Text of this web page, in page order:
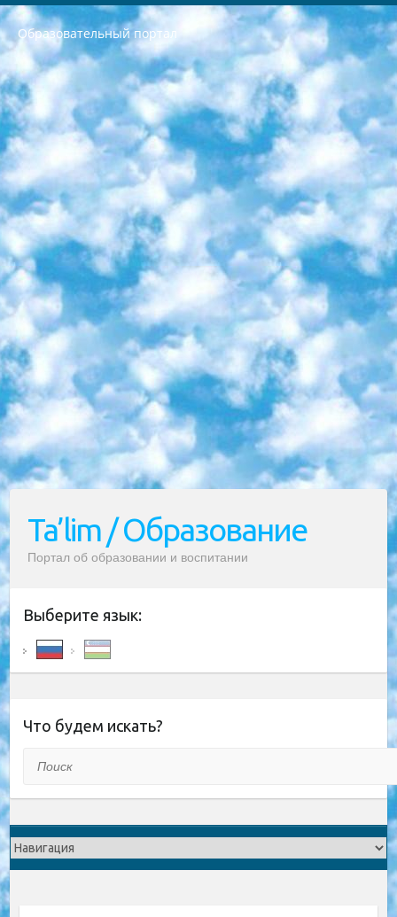
Образовательный портал
РЕСПУБЛИКА УЗБЕКИСТАН МИНИСТРЕРСТВО ДОШКОЛЬНОГО И ШКОЛЬНОГО ОБРАЗОВАНИЯ КОМАНДА в общеобразовательных учреждениях в 2023-2024 учебном году организация и проведение итоговой государственной аттестации обучающихся о Министра дошкольного и школьного образования Республики Узбекистан от 4 марта 2008 года (постановлением Минюста от 20 марта 2008 года № 1778 государственной регистрации) «Итоговое состояние учащихся общего среднего образования на основании положения об утверждении положения об аттестации общего среднего образования выпускной экзамен студентов в образовательных учреждениях в 2023-2024 учебном году В целях организации и прохождения аттестации приказываю: 1. Следующее: перечень предметов, по которым будет проводиться итоговая государственная аттестация и экзамен формы перевода согласно приложению 1; сертификаты международного образца, оценивающие уровень владения иностранными языками перечень согласно приложению 2; 2. Педагогический при специализированных образовательных учреждениях. научно-практический центр квалификации и международной оценки (Д.Давидова) 2024 г. До 25 марта: задания по предметам, по которым будет проводиться итоговая аттестация разработка и утверждение технических условий; итоговая аттестация на основании разработанного предметного задания разработка вопросов по предметам (устно и письменно), экзамен передача; общеобразовательные средние школы и специальные учебные заведения учащиеся выпускных классов школ и интернатов в агентской системе подготовка базы данных экзаменационных материалов и критериев оценки; перевод базы экзаменационных материалов на все языки обучения подать в Республиканский образовательный центр для изготовления; варианты экзаменов на основе разработанных контрольных материалов пусть будут поставлены задачи формирования. 3. Республиканский образовательный центр (Ш.Худайкулов) до 5 апреля 2024 года. до: база данных предоставленных экзаменационных материалов на все языки обучения перевод и экспертиза; для слепых, слабовидящих, глухих, слабослышащих и умственно отсталых детей учащиеся выпускных классов специализированных школ и школ-интернатов база данных экзаменационных материалов на всех преподаваемых языках подготовка критериев оценки; специализированные школы для умственно отсталых детей и технологии для учащихся выпускных классов школ-интернатов разработка соответствующих рекомендаций и критериев проведения ЕГЭ по естествознанию давать задания. 4. Педагогический при специализированных образовательных учреждениях. Научно-практический центр навыков и международной оценки (Д.Давидова), Республика образовательный центр (Худайкулов Ш.) итоговый государственный аттестационный экзамен ориентирован на творческое и логическое мышление при подготовке базы материалов учитывать введение заданий. 5. Следует отметить, что: сертификат государственного образца о знании общеобразовательного предмета и как минимум национальный уровень B1 по предметам на иностранных языках, указанным в Приложении 2. или международно признанный сертификат эквивалентного уровня студенты, изучающие определенный предмет, освобождаются от экзамена; по соответствующим предметам запланирована итоговая государственная аттестация за день до дня, путем жеребьевки Рабочей группой (в письменной форме по предметам, проводимым в форме) из числа сформированных вариантов выбрано 2 варианта; 2 выбранных варианта экзамена анонсированы на официальном сайте министерства и все выпускники по всей стране на основе этих вариантов проводит итоговую государственную аттестацию. 6. Государственное образование учащихся средних общеобразовательных учреждений. знания в соответствии с квалификационными требованиями, которые необходимо приобрести на основании стандартов итоговый (выпускной) контроль для 9 и 11 классов в целях тестирования Экзамены (далее – экзамены) состоят из предметов, перечисленных в приложении 1. будет сделано. 7. Экзамены пройдут с 26 мая по 15 июня 2024 г. (кроме науки физического воспитания). 8. Физическая для учащихся 9 классов общесредних образовательных учреждений. Экзамены по предмету «Образование, квалификация медицина» 1-6 мая 2024 года. сотрудники перевести под присмотр (с отклонениями в физическом или умственном развитии) специализированная школа для детей, школы-интернаты и со сколиозом школы-интернаты санаторного типа для больных детей исключены). 9. Он был слепым, слабовидящим и имел нарушения опорно-двигательного аппарата. экзамены в специализированных школах и интернатах для детей должны проводиться исходя из требований, предъявляемых к общеобразовательным учреждениям (физкультура кроме науки). 10. Специализированная школа для глухих и слабослышащих детей. и экзамены в интернатах и быть реализован в виде письменного теста по математике. 11. Специальность для умственно отсталых детей. Для 9 класса Родной язык и литературное письмо Государственный язык (язык обучения – узбекский). для неклассов) написано Математическое письмо Письменная/устная история Узбекистана Физическое воспитание практично Итоговый контроль Для 11 класса Написание родного языка и литературы (эссе) Математическое письмо Узбекский язык (обучение на узбекском языке) не посещающее общее среднее образование для учреждений)/Образовательное учреждение выбор письменный и устный Иностранный язык письменный/устный Письменная/устная история Узбекистана *По выбору студента:  Химия  Физика  Основы государственного права  География 10 бесплатных образовательных ресурсов - Мы составили подборку онлайн-проектов с интерактивными упражнениями, видеолекциями и статьями. Они помогут вам обрести новые и освежить старые знания бесплатно. 1. «ИНТУИТ» Старейшая образовательная площадка Рунета. Здесь вы найдёте сотни текстовых и видеокурсов на десятки различных тем — от программирования до психологии. Многие курсы подготовлены российскими университетами и крупными международными компаниями вроде Intel и Microsoft. Самостоятельное обучение бесплатное, но желающие могут оплатить услуги персональных наставников. 2. «Смартия» знакомит с актуальными профессиями и подсказывает, как им обучаться. Выбрав заинтересовавшую вас специальность — SMM-специалист, фотограф, веб-дизайнер или другую, — увидите список необходимых для неё умений. Чтобы вы могли освоить их самостоятельно, для каждого умения площадка отображает подборку ссылок на учебные материалы. Хотя «Смартия» ориентируется на русскоязычную аудиторию, часть контента всё же доступна только на английском. 3. «Лекторий Физтеха» Проект Московского физико-технического института (Физтеха). С его помощью вы можете смотреть онлайн серии лекций, записанные на видео в этом вузе. В числе доступных предметов — физика, биология, химия, информационные технологии и другие. К некоторым лекциям администрация ресурса прилагает готовые конспекты, которые можно скачивать в PDF-формате. 4. ITMOcourses Онлайн-площадка Санкт-Петербургского национального исследовательского университета информационных технологий, механики и оптики (ИТМО). Ресурс предоставляет свободный доступ к курсам, разработанным в этом вузе. Каталог материалов разбит на четыре категории: «Оптические системы и технологии», «Приборостроение и робототехника», «Информационные технологии» и «Биотехнологии». Курсы состоят из видеолекций, интерактивных демонстраций и заданий. 5. «КиберЛенинка» Электронная научная библиотека открытого доступа. Каталог площадки регулярно обрастает текстами статей из различных научных изданий. Сгруппированные по журналам и рубрикам публикации можно читать онлайн или скачивать целиком в PDF-формате. Проект нацелен на популяризацию науки за счёт открытого доступа к качественной информации. 6. «ПостНаука» На этом ресурсе публикуют подборки видеолекций, составленные экспертами из разных отраслей и объединённые общими темами. Среди них, к примеру, есть серии «Биоинформатика и геномика», «Культура средневековой Скандинавии» и Cinema Studies о теории кино. Каждая подборка лекций — логически связанная история, рассказанная экспертом от первого лица. Кроме того, на сайте появляются научно-образовательные статьи и тесты на разные темы. 7. «Newочём» Команда проекта «Newочём» отбирает самые интересные тексты из англоязычных СМИ и переводит те из них, за которые голосуют участники сообщества «ВКонтакте». По большей части это научно-популярные статьи. Редакторы придумывают лишь заголовки, в остальном содержание переводов соответствует оригиналам. Полные тексты можно читать прямо в социальной сети. 8. InternetUrok Онлайн-база материалов по основным дисциплинам школьной программы. Информация на сайте структурирована по классам, предметам и темам (урокам). Каждый урок состоит из видеолекций и конспектов. Есть также интерактивные тренажёры и тесты для закрепления пройденного материала. Даже если вы давно окончили школу, возможность повторить программу старших классов всегда может пригодиться. 9. Edutainme Ещё один ресурс об образовании. В отличие от Newtonew, как мне кажется, Edutainme больше ориентируется на представителей индустрии: педагогов, предпринимателей, разработчиков образовательных проектов. Но и любой, кто просто стремится к саморазвитию, найдёт на сайте много полезного и интересного для себя. Например, информацию о новых курсах и образовательных сервисах. 10. Newtonew Онлайн-медиа об образовании и обучении в широком смысле. Авторы Newtonew пишут об инструментах, заведениях, тактиках и стратегиях, которые помогают учить других и получать новые знания самостоятельно. На этой площадке вы найдёте новости, обзоры, аналитические мат
Ta’lim / Образование
Портал об образовании и воспитании
Выберите язык:
Что будем искать?